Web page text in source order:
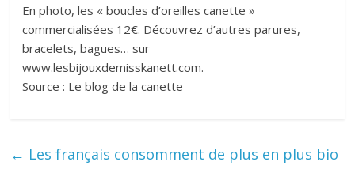
En photo, les « boucles d’oreilles canette »
commercialisées 12€. Découvrez d’autres parures,
bracelets, bagues… sur
www.lesbijouxdemisskanett.com.
Source : Le blog de la canette
← Les français consomment de plus en plus bio